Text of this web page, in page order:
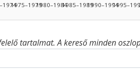
1975–19791980–19841985–19891990–1994
tartalmat. A kereső minden